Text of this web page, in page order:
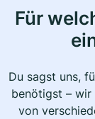
Für
Du sagst uns,
benötigst –
von